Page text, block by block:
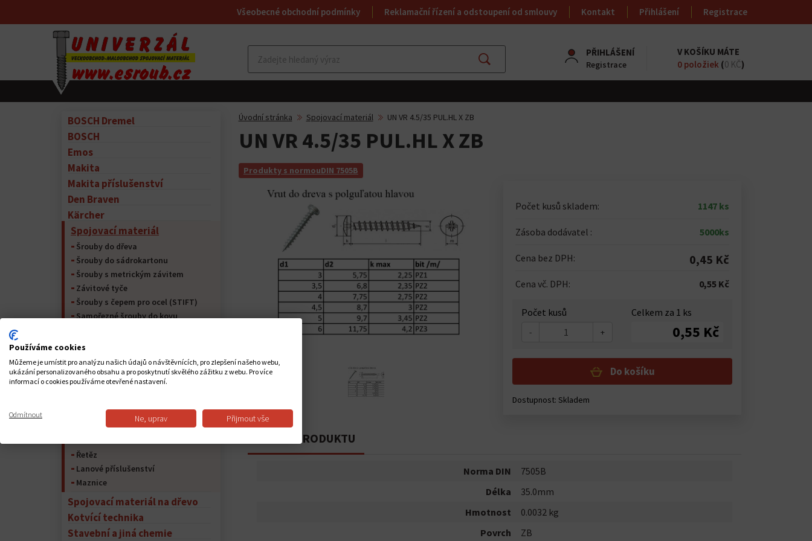
Všeobecné obchodní podmínky Reklamační řízení a odstoupení od smlouvy Kontakt Přihlášení Registrace
Najít
PŘIHLÁŠENÍ
Registrace
V KOŠÍKU MÁTE
0 položiek (0 KČ)
BOSCH Dremel
BOSCH
Emos
Makita
Makita příslušenství
Den Braven
Kärcher
Spojovací materiál
Šrouby do dřeva
Šrouby do sádrokartonu
Šrouby s metrickým závitem
Závitové tyče
Šrouby s čepem pro ocel (STIFT)
Samořezné šrouby do kovu
Podložky
Kolíky
Pojistný kroužek
Nýty
Spojovací materiál pro nábytek
Peří na hřídeli a péřová ocel
Řetěz
Lanové příslušenství
Maznice
Spojovací materiál na dřevo
Kotvící technika
Stavební a jiná chemie
Úvodní stránka Spojovací materiál UN VR 4.5/35 PUL.HL X ZB
UN VR 4.5/35 PUL.HL X ZB
Produkty s normouDIN 7505B
Počet kusů skladem: 1147 ks
Zásoba dodávatel : 5000ks
Cena bez DPH: 0,45 Kč
Cena vč. DPH: 0,55 Kč
Počet kusů
- +
Celkem za 1 ks
0,55 Kč
Do košíku
Dostupnost:Skladem
POPIS PRODUKTU
Norma DIN
7505B
Délka
35.0mm
Hmotnost
0.0032 kg
Povrch
ZB
Používáme cookies
Můžeme je umístit pro analýzu našich údajů o návštěvnících, pro zlepšení našeho webu,
ukázání personalizovaného obsahu a pro poskytnutí skvělého zážitku z webu. Pro více
informací o cookies používáme otevřené nastavení.
Odmítnout Ne, uprav Přijmout vše